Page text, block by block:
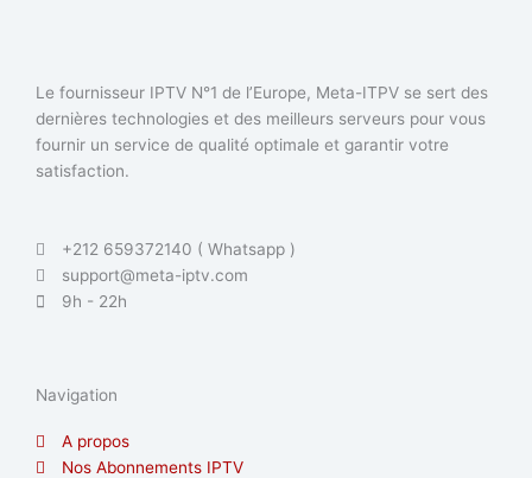
Le fournisseur IPTV N°1 de l’Europe, Meta-ITPV se sert des
dernières technologies et des meilleurs serveurs pour vous
fournir un service de qualité optimale et garantir votre
satisfaction.
+212 659372140 ( Whatsapp )
support@meta-iptv.com
9h - 22h
Navigation
A propos
Nos Abonnements IPTV